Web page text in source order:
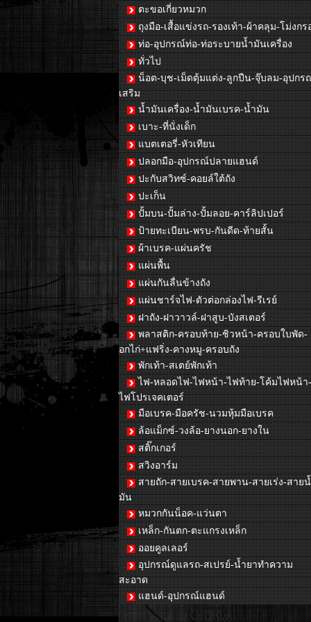
ตะขอเกี่ยวหมวก
ถุงมือ-เสื้อแข่งรถ-รองเท้า-ผ้าคลุม-โม่งกร
ท่อ-อุปกรณ์ท่อ-ท่อระบายน้ำมันเครื่อง
ทั่วไป
น็อต-บุช-เม็ดตุ้มแต่ง-ลูกปืน-จุ๊บลม-อุปกร
เสริม
น้ำมันเครื่อง-น้ำมันเบรค-น้ำมัน
เบาะ-ที่นั่งเด็ก
แบตเตอรี่-หัวเทียน
ปลอกมือ-อุปกรณ์ปลายแฮนด์
ปะกับสวิทซ์-คอยล์ใต้ถัง
ปะเก็น
ปั้มบน-ปั้มล่าง-ปั้มลอย-คาร์ลิปเปอร์
ป้ายทะเบียน-พรบ-กันดีด-ท้ายสั้น
ผ้าเบรค-แผ่นครัช
แผ่นพื้น
แผ่นกันลื่นข้างถัง
แผ่นชาร์จไฟ-ตัวต่อกล่องไฟ-รีเรย์
ฝาถัง-ฝาวาวล์-ฝาสูบ-บังสเตอร์
พลาสติก-ครอบท้าย-ชิวหน้า-ครอบใบพัด-
อกไก่+แฟริ่ง-คางหมู-ครอบถัง
พักเท้า-สเตย์พักเท้า
ไฟ-หลอดไฟ-ไฟหน้า-ไฟท้าย-โค้มไฟหน้า-
ไฟโปรเจคเตอร์
มือเบรค-มือครัช-นวมหุ้มมือเบรค
ล้อแม็กซ์-วงล้อ-ยางนอก-ยางใน
สติ๊กเกอร์
สวิงอาร์ม
สายถัก-สายเบรค-สายพาน-สายเร่ง-สาย
มัน
หมวกกันน็อค-แว่นตา
เหล็ก-กันตก-ตะแกรงเหล็ก
ออยคูลเลอร์
อุปกรณ์ดูแลรถ-สเปรย์-น้ำยาทำความ
สะอาด
แฮนด์-อุปกรณ์แฮนด์